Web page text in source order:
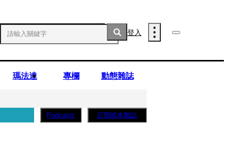
登入
瑪法達 專欄 動態雜誌
Podcasts 訂閱紙本雜誌